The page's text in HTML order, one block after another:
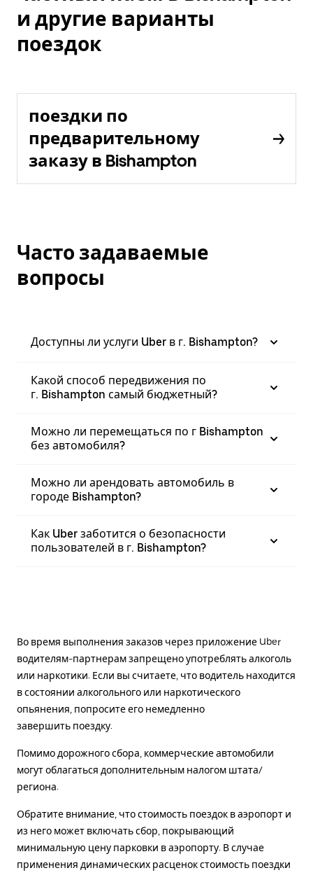
и другие варианты
поездок
поездки по
предварительному
заказу в Bishampton
Часто задаваемые
вопросы
Доступны ли услуги Uber в г. Bishampton?
Какой способ передвижения по
г. Bishampton самый бюджетный?
Можно ли перемещаться по г Bishampton
без автомобиля?
Можно ли арендовать автомобиль в
городе Bishampton?
Как Uber заботится о безопасности
пользователей в г. Bishampton?
Во время выполнения заказов через приложение Uber
водителям-партнерам запрещено употреблять алкоголь
или наркотики. Если вы считаете, что водитель находится
в состоянии алкогольного или наркотического
опьянения, попросите его немедленно
завершить поездку.
Помимо дорожного сбора, коммерческие автомобили
могут облагаться дополнительным налогом штата/
региона.
Обратите внимание, что стоимость поездок в аэропорт и
из него может включать сбор, покрывающий
минимальную цену парковки в аэропорту. В случае
применения динамических расценок стоимость поездки